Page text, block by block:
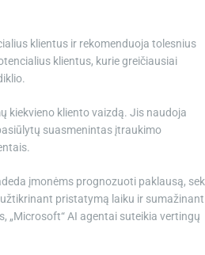
klientus ir rekomenduoja tolesnius
klientus, kurie greičiausiai
kiekvieno kliento vaizdą. Jis naudoja
suasmenintas įtraukimo
įmonėms prognozuoti paklausą,
pristatymą laiku ir sumažinant
„Microsoft“ AI agentai suteikia vertingų